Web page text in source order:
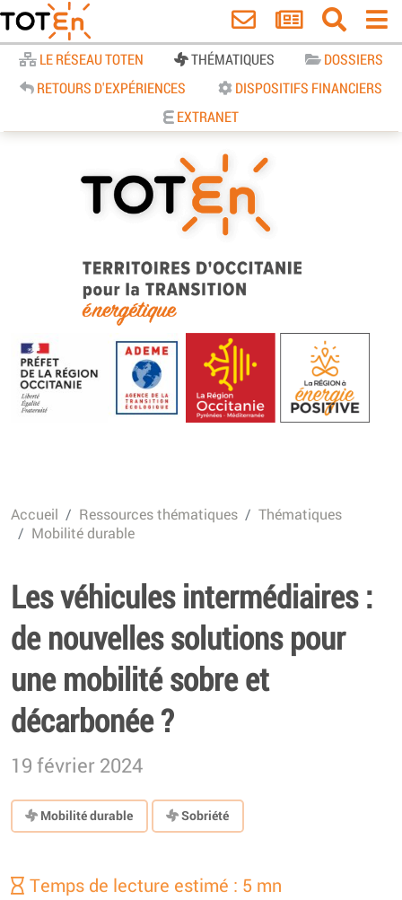
LE RÉSEAU TOTEN THÉMATIQUES
DOSSIERS
RETOURS D'EXPÉRIENCES
DISPOSITIFS FINANCIERS
EXTRANET
TOTEn Occitanie | Territoires
d’Occitanie pour la Transition
Energétique
Accueil Ressources thématiques
Thématiques
Mobilité durable
Les véhicules intermédiaires :
de nouvelles solutions pour
une mobilité sobre et
décarbonée ?
19 février 2024
Mobilité durable Sobriété
Temps de lecture estimé : 5 mn